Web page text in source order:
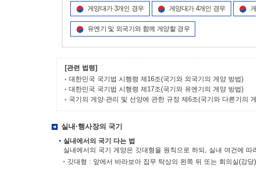
게양대가 3개인 경우 게양대가 4개인 경우
유엔기 및 외국기와 함께 게양할 경우
[관련 법령]
대한민국 국기법 시행령 제16조(국기와 외국기의 게양 방법)
대한민국 국기법 시행령 제17조(국기와 유엔기의 게양 방법)
국기의 게양·관리 및 선양에 관한 규정 제6조(국기와 다른기의
실내·행사장의 국기
실내에서의 국기 다는 법
실내에서의 국기 게양은 깃대형을 원칙으로 하되, 실내 여건에
깃대형 : 앞에서 바라보아 집무 탁상의 왼쪽 뒤 또는 회의실(강